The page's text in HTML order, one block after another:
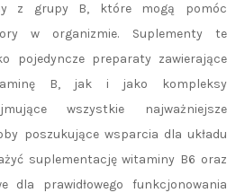
z grupy B, które mogą pomóc
w organizmie. Suplementy te
pojedyncze preparaty zawierające
B, jak i jako kompleksy
wszystkie najważniejsze
poszukujące wsparcia dla układu
suplementację witaminy B6 oraz
dla prawidłowego funkcjonowania